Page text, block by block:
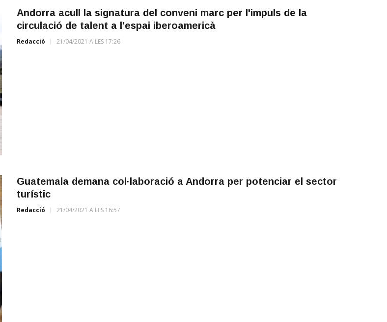
Andorra acull la signatura del conveni marc per l'impuls de la
circulació de talent a l'espai iberoamericà
Redacció 21/04/2021 A LES 17:26
Guatemala demana col·laboració a Andorra per potenciar el sector
turístic
Redacció 21/04/2021 A LES 16:57